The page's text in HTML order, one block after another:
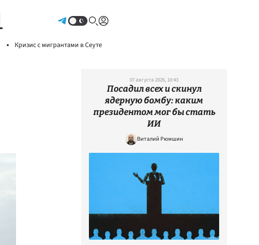
Кризис с мигрантами в Сеуте
07 августа 2026, 10:43
Посадил всех и скинул
ядерную бомбу: каким
президентом мог бы стать
ИИ
Виталий Рюмшин